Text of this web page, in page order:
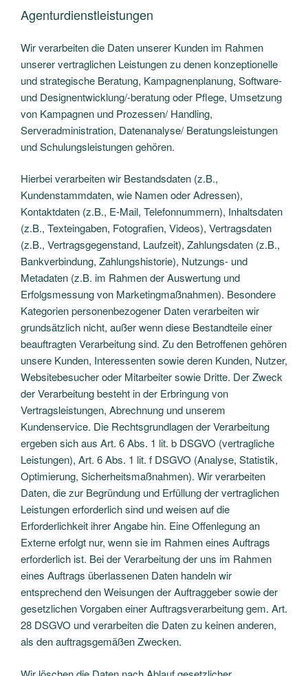
Agenturdienstleistungen
Wir verarbeiten die Daten unserer Kunden im Rahmen
unserer vertraglichen Leistungen zu denen konzeptionelle
und strategische Beratung, Kampagnenplanung, Software-
und Designentwicklung/-beratung oder Pflege, Umsetzung
von Kampagnen und Prozessen/ Handling,
Serveradministration, Datenanalyse/ Beratungsleistungen
und Schulungsleistungen gehören.
Hierbei verarbeiten wir Bestandsdaten (z.B.,
Kundenstammdaten, wie Namen oder Adressen),
Kontaktdaten (z.B., E-Mail, Telefonnummern), Inhaltsdaten
(z.B., Texteingaben, Fotografien, Videos), Vertragsdaten
(z.B., Vertragsgegenstand, Laufzeit), Zahlungsdaten (z.B.,
Bankverbindung, Zahlungshistorie), Nutzungs- und
Metadaten (z.B. im Rahmen der Auswertung und
Erfolgsmessung von Marketingmaßnahmen). Besondere
Kategorien personenbezogener Daten verarbeiten wir
grundsätzlich nicht, außer wenn diese Bestandteile einer
beauftragten Verarbeitung sind. Zu den Betroffenen gehören
unsere Kunden, Interessenten sowie deren Kunden, Nutzer,
Websitebesucher oder Mitarbeiter sowie Dritte. Der Zweck
der Verarbeitung besteht in der Erbringung von
Vertragsleistungen, Abrechnung und unserem
Kundenservice. Die Rechtsgrundlagen der Verarbeitung
ergeben sich aus Art. 6 Abs. 1 lit. b DSGVO (vertragliche
Leistungen), Art. 6 Abs. 1 lit. f DSGVO (Analyse, Statistik,
Optimierung, Sicherheitsmaßnahmen). Wir verarbeiten
Daten, die zur Begründung und Erfüllung der vertraglichen
Leistungen erforderlich sind und weisen auf die
Erforderlichkeit ihrer Angabe hin. Eine Offenlegung an
Externe erfolgt nur, wenn sie im Rahmen eines Auftrags
erforderlich ist. Bei der Verarbeitung der uns im Rahmen
eines Auftrags überlassenen Daten handeln wir
entsprechend den Weisungen der Auftraggeber sowie der
gesetzlichen Vorgaben einer Auftragsverarbeitung gem. Art.
28 DSGVO und verarbeiten die Daten zu keinen anderen,
als den auftragsgemäßen Zwecken.